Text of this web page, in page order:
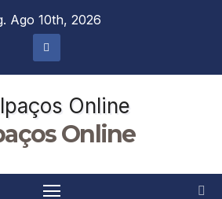
Ago 10th, 2026
Online